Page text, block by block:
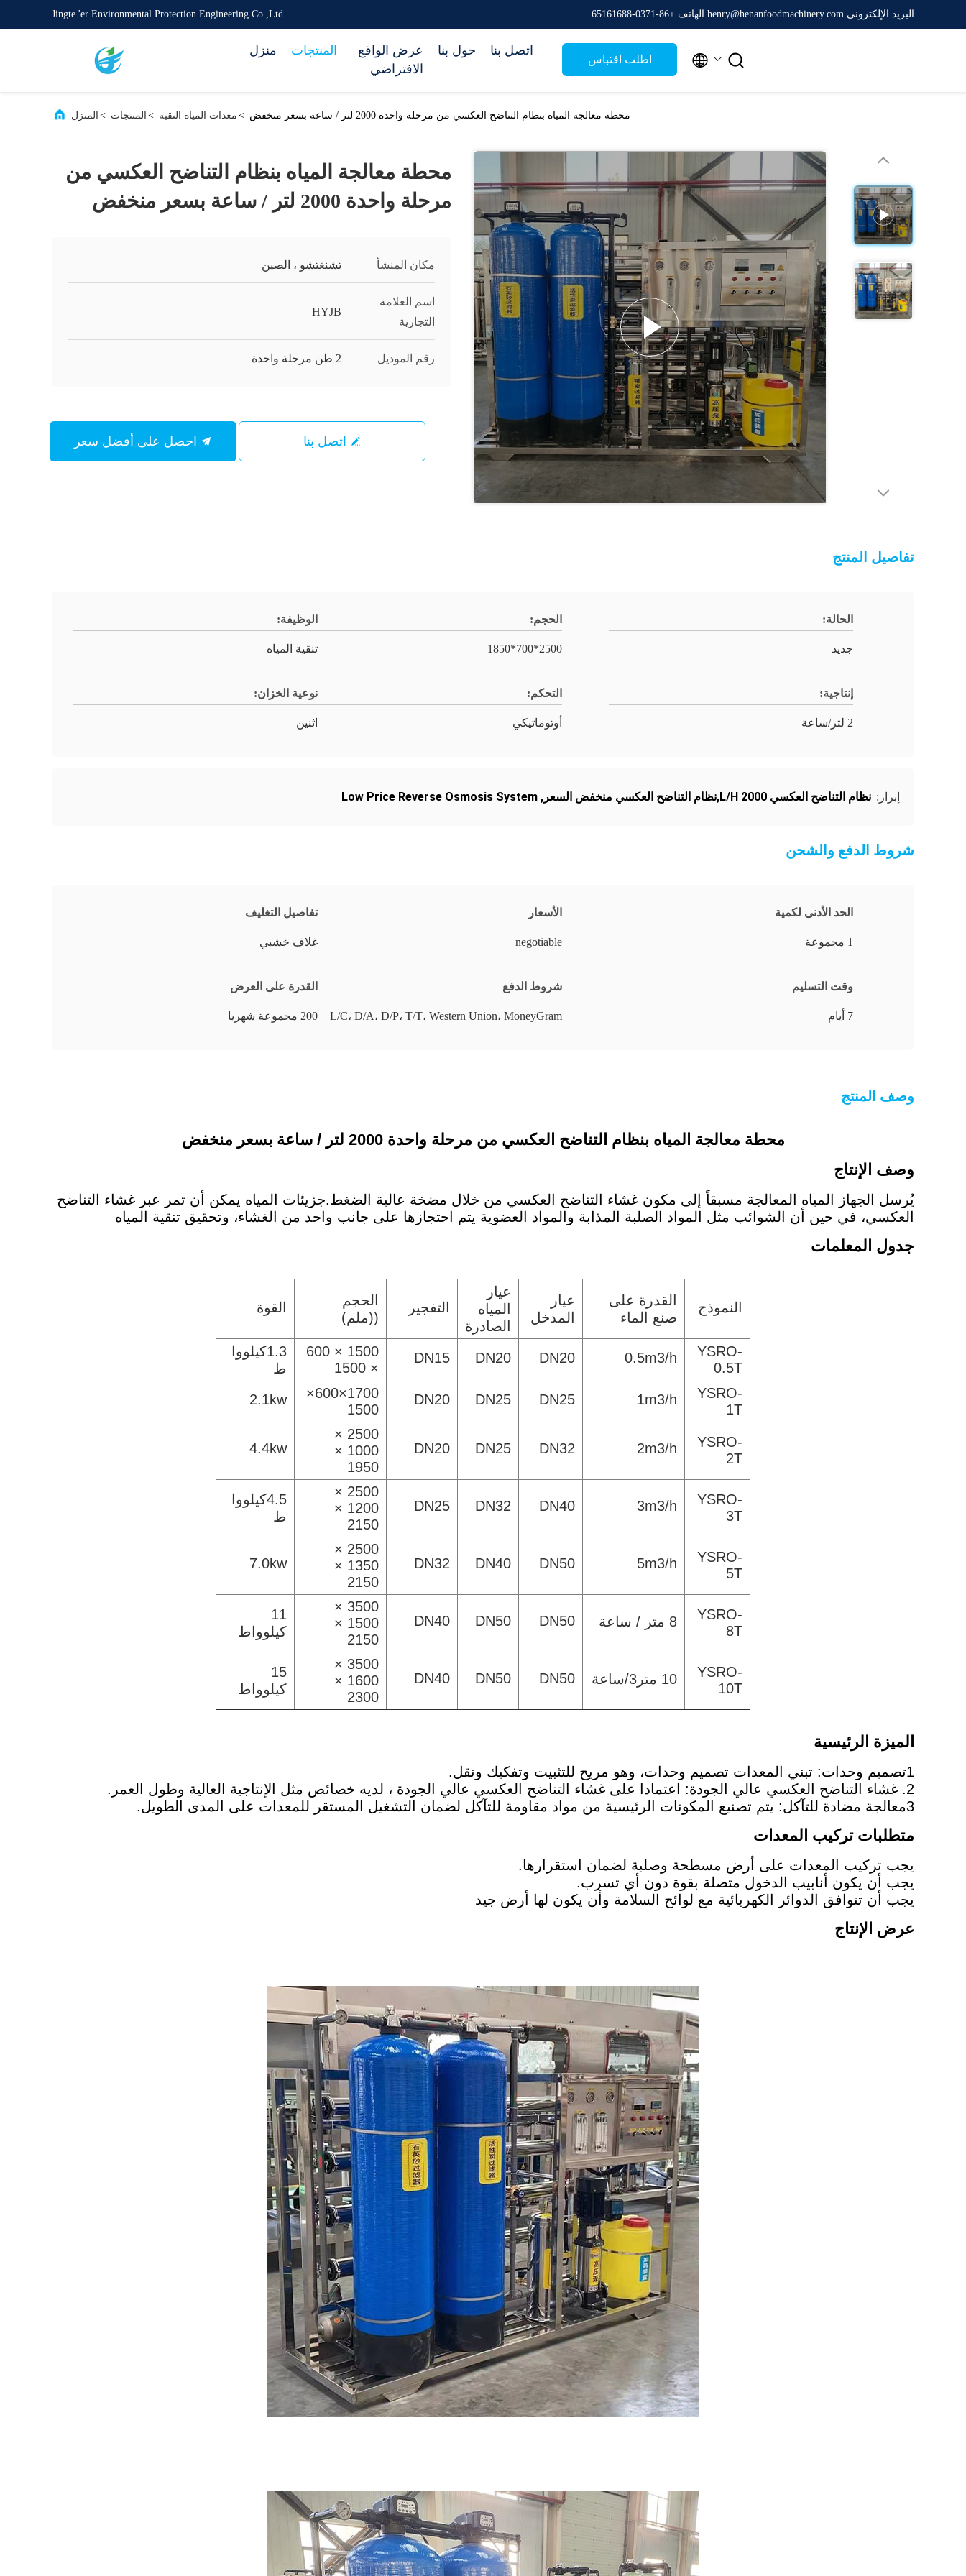
Jingte 'er Environmental Protection Engineering Co.,Ltd البريد الإلكتروني henry@henanfoodmachinery.com الهاتف +86-0371-65161688
منزل المنتجات
عرض الواقع
الافتراضي
حول بنا اتصل بنا
اطلب اقتباس  
المنزل > المنتجات > معدات المياه النقية > محطة معالجة المياه بنظام التناضح العكسي من مرحلة واحدة 2000 لتر / ساعة بسعر منخفض
محطة معالجة المياه بنظام التناضح العكسي من
مرحلة واحدة 2000 لتر / ساعة بسعر منخفض
مكان المنشأ تشنغتشو ، الصين
اسم العلامة
التجارية
HYJB
رقم الموديل 2 طن مرحلة واحدة
اتصل بنا
تفاصيل المنتج
الحالة:
جديد
الحجم:
2500*700*1850
الوظيفة:
تنقية المياه
إنتاجية:
2 لتر/ساعة
التحكم:
أوتوماتيكي
نوعية الخزان:
اثنين
إبراز: نظام التناضح العكسي 2000 L/H,نظام التناضح العكسي منخفض السعر ,
Low Price Reverse Osmosis System
شروط الدفع والشحن
الحد الأدنى لكمية
1 مجموعة
الأسعار
negotiable
تفاصيل التغليف
غلاف خشبي
وقت التسليم
7 أيام
شروط الدفع
L/C، D/A، D/P، T/T، Western Union، MoneyGram
القدرة على العرض
200 مجموعة شهريا
وصف المنتج
محطة معالجة المياه بنظام التناضح العكسي من مرحلة واحدة 2000 لتر / ساعة بسعر منخفض
وصف الإنتاج
يُرسل الجهاز المياه المعالجة مسبقاً إلى مكون غشاء التناضح العكسي من خلال مضخة عالية الضغط.جزيئات المياه يمكن أن تمر عبر غشاء التناضح
العكسي، في حين أن الشوائب مثل المواد الصلبة المذابة والمواد العضوية يتم احتجازها على جانب واحد من الغشاء، وتحقيق تنقية المياه
جدول المعلمات
النموذج
القدرة على
صنع الماء
عيار
المدخل
عيار
المياه
الصادرة
التفجير
الحجم
((ملم)
القوة
YSRO-
0.5T
0.5m3/h
DN20
DN20
DN15
1500 × 600
× 1500
1.3كيلووا
ط
YSRO-
1T
1m3/h
DN25
DN25
DN20
1700×600×
1500
2.1kw
YSRO-
2T
2m3/h
DN32
DN25
DN20
2500 ×
1000 ×
1950
4.4kw
YSRO-
3T
3m3/h
DN40
DN32
DN25
2500 ×
1200 ×
2150
4.5كيلووا
ط
YSRO-
5T
5m3/h
DN50
DN40
DN32
2500 ×
1350 ×
2150
7.0kw
YSRO-
8T
8 متر / ساعة DN50
DN50
DN40
3500 ×
1500 ×
2150
11
كيلوواط
YSRO-
10T
10 متر3/ساعة DN50
DN50
DN40
3500 ×
1600 ×
2300
15
كيلوواط
الميزة الرئيسية
1تصميم وحدات: تبني المعدات تصميم وحدات، وهو مريح للتثبيت وتفكيك ونقل.
2. غشاء التناضح العكسي عالي الجودة: اعتمادا على غشاء التناضح العكسي عالي الجودة ، لديه خصائص مثل الإنتاجية العالية وطول العمر.
3معالجة مضادة للتآكل: يتم تصنيع المكونات الرئيسية من مواد مقاومة للتآكل لضمان التشغيل المستقر للمعدات على المدى الطويل.
متطلبات تركيب المعدات
يجب تركيب المعدات على أرض مسطحة وصلبة لضمان استقرارها.
يجب أن يكون أنابيب الدخول متصلة بقوة دون أي تسرب.
يجب أن تتوافق الدوائر الكهربائية مع لوائح السلامة وأن يكون لها أرض جيد
عرض الإنتاج